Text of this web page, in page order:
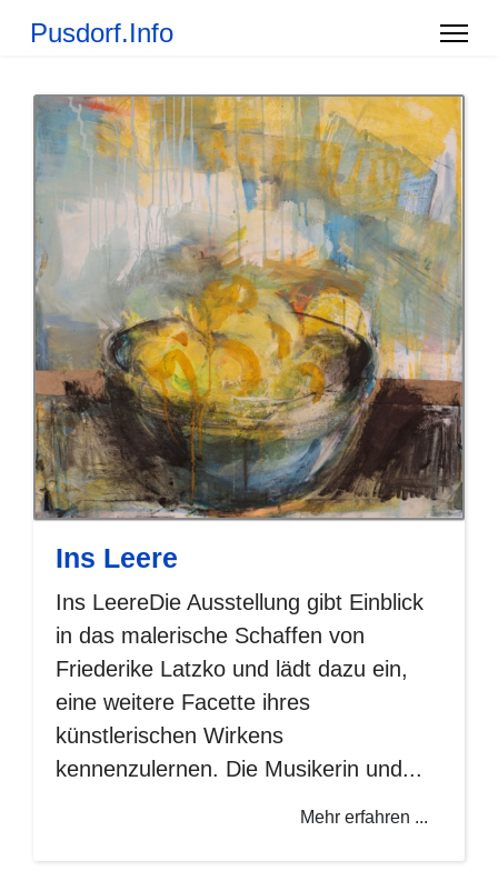
Pusdorf.Info
Ins Leere
Ins LeereDie Ausstellung gibt Einblick
in das malerische Schaffen von
Friederike Latzko und lädt dazu ein,
eine weitere Facette ihres
künstlerischen Wirkens
kennenzulernen. Die Musikerin und...
Mehr erfahren ...